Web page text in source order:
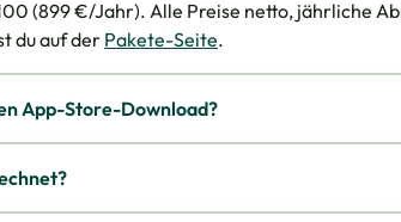
(899 €/Jahr). Alle Preise netto, jährliche
du auf der Pakete-Seite.
App-Store-Download?